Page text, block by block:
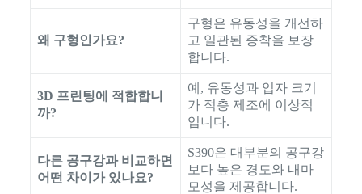
왜 구형인가요?
구형은 유동성을 개선하
고 일관된 증착을 보장
합니다.
3D 프린팅에 적합합니
까?
예, 유동성과 입자 크기
가 적층 제조에 이상적
입니다.
다른 공구강과 비교하면
어떤 차이가 있나요?
S390은 대부분의 공구강
보다 높은 경도와 내마
모성을 제공합니다.